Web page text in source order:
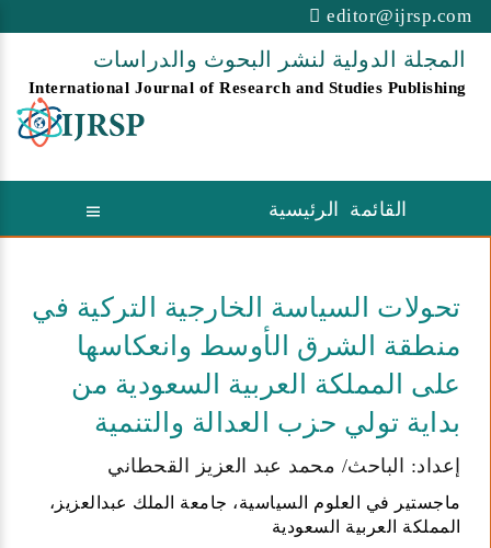
editor@ijrsp.com
المجلة الدولية لنشر البحوث والدراسات
International Journal of Research and Studies Publishing
القائمة الرئيسية
تحولات السياسة الخارجية التركية في
منطقة الشرق الأوسط وانعكاسها
على المملكة العربية السعودية من
بداية تولي حزب العدالة والتنمية
إعداد: الباحث/ محمد عبد العزيز القحطاني
ماجستير في العلوم السياسية، جامعة الملك عبدالعزيز،
المملكة العربية السعودية